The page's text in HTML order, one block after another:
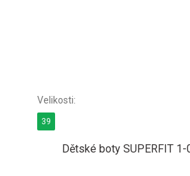
Dětské boty SUPERFIT
39